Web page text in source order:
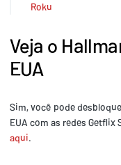
Veja o
EUA
Sim, você pode
EUA com as redes Getflix
aqui.
Roku